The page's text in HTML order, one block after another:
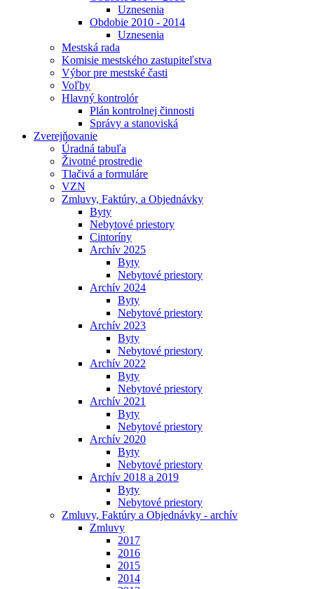
Uznesenia
Obdobie 2010 - 2014
Uznesenia
Mestská rada
Komisie mestského zastupiteľstva
Výbor pre mestské časti
Voľby
Hlavný kontrolór
Plán kontrolnej činnosti
Správy a stanoviská
Zverejňovanie
Úradná tabuľa
Životné prostredie
Tlačivá a formuláre
VZN
Zmluvy, Faktúry, a Objednávky
Byty
Nebytové priestory
Cintoríny
Archív 2025
Byty
Nebytové priestory
Archív 2024
Byty
Nebytové priestory
Archív 2023
Byty
Nebytové priestory
Archív 2022
Byty
Nebytové priestory
Archív 2021
Byty
Nebytové priestory
Archív 2020
Byty
Nebytové priestory
Archív 2018 a 2019
Byty
Nebytové priestory
Zmluvy, Faktúry a Objednávky - archív
Zmluvy
2017
2016
2015
2014